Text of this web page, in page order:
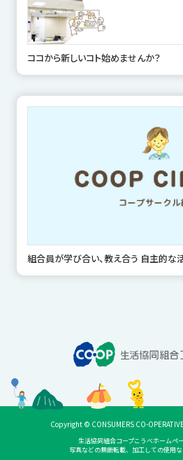
ココから新しいコト始めませんか？
組合員が学び合い、教え合う 自主的な活
Copyright © CONSUMERS CO-
生活協同組合コープこうべホームペ
写真などの無断転載、加工しての使用な